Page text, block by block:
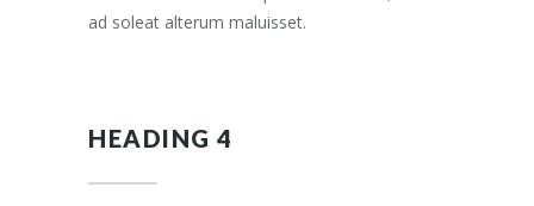
ad soleat alterum maluisset.
HEADING 4